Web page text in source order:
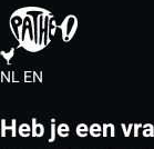
NLEN
Heb je een